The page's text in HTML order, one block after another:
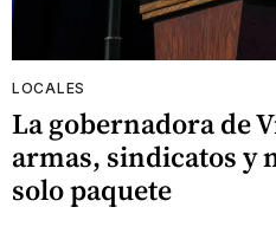
LOCALES
La gobernadora de
armas, sindicatos y
solo paquete